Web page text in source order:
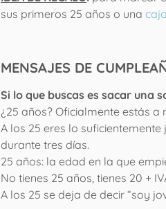
sus primeros 25 años o una
MENSAJES DE
Si lo que buscas es sacar una
¿25 años? Oficialmente estás
A los 25 eres lo
durante tres días.
25 años: la edad en la que
No tienes 25 años, tienes 20 +
A los 25 se deja de decir “soy